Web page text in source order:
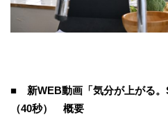
■ 新WEB動画「気分が上がる。
（40秒） 概要